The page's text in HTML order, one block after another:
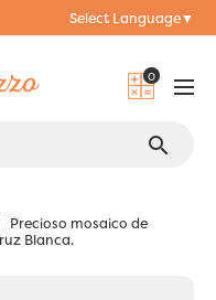
Select Language▼
0
search
Precioso mosaico de
Blanca.